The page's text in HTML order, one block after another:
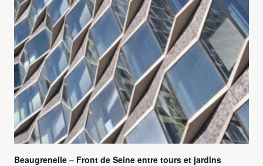
Beaugrenelle – Front de Seine entre tours et jardins